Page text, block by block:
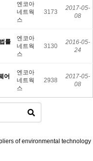
로그인
엔코아
네트웍
스
3173
2017-05-
08
률
엔코아
네트웍
스
3130
2016-05-
24
어
엔코아
네트웍
스
2938
2017-05-
08
of environmental technology